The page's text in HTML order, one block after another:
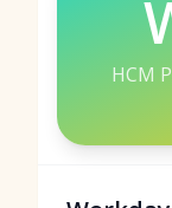
HCM